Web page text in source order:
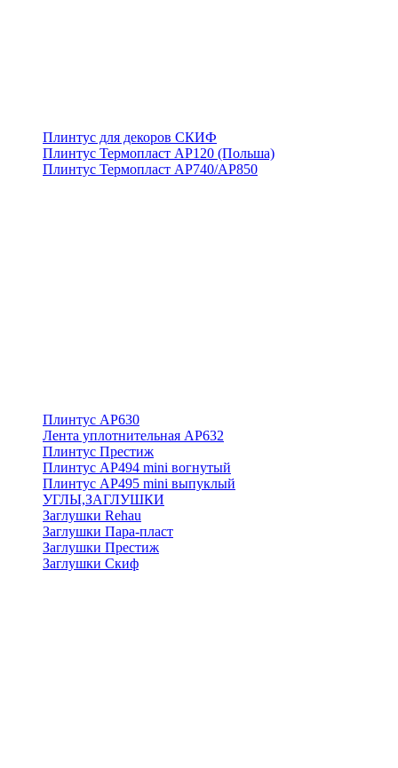
Плинтус для декоров СКИФ
Плинтус Термопласт АР120 (Польша)
Плинтус Термопласт АР740/АР850
Плинтус АР630
Лента уплотнительная АР632
Плинтус Престиж
Плинтус АР494 mini вогнутый
Плинтус АР495 mini выпуклый
УГЛЫ,ЗАГЛУШКИ
Заглушки Rehau
Заглушки Пара-пласт
Заглушки Престиж
Заглушки Скиф